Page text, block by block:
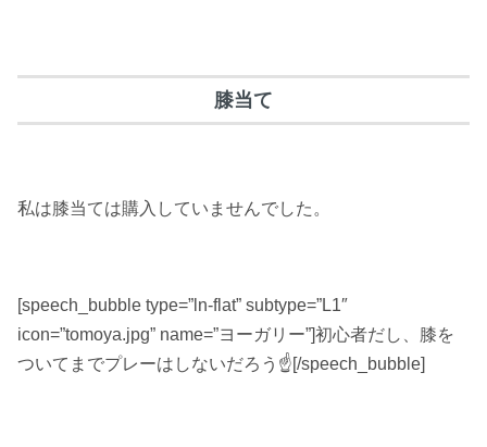
膝当て
私は膝当ては購入していませんでした。
[speech_bubble type=”ln-flat” subtype=”L1″
icon=”tomoya.jpg” name=”ヨーガリー”]初心者だし、膝を
ついてまでプレーはしないだろう☝️[/speech_bubble]